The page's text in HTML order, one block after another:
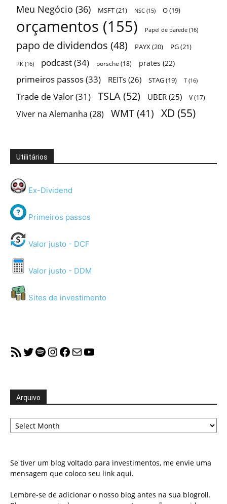
Meu Negócio (36) MSFT(21) NSC (15) O(19)
orçamentos (155) Papel de parede (16)
papo de dividendos (48) PAYX(20) PG(21)
PK (16) podcast(34) porsche (18) prates (22)
primeiros passos(33) REITs (26) STAG(19) T (16)
Trade de Valor(31) TSLA(52) UBER (25) V(17)
Viver na Alemanha (28) WMT (41) XD (55)
Utilitários
Ex-Dividend
Primeiros passos
Valor justo - DCF
Valor justo - DDM
Sites de investimento
RSS FeedTwitter
Spotify
Instagram
Facebook
MailYouTube
Arquivo
Arquivo
Se tiver um blog voltado para investimentos, me envie uma
mensagem que coloco seu link aqui.
Lembre-se de adicionar o nosso blog antes na sua blogroll.